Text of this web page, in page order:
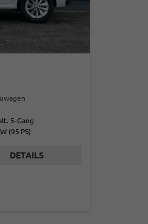
5-Gang
(95 PS)
DETAILS